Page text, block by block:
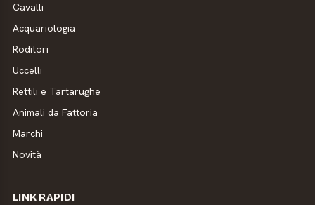
Cavalli
Acquariologia
Roditori
Uccelli
Rettili e Tartarughe
Animali da Fattoria
Marchi
Novità
LINK RAPIDI